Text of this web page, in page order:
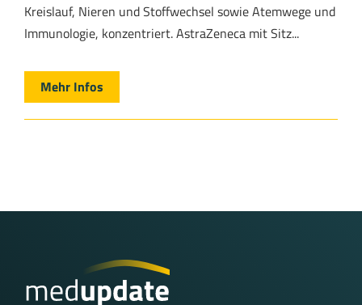
Kreislauf, Nieren und Stoffwechsel sowie Atemwege und
Immunologie, konzentriert. AstraZeneca mit Sitz...
Mehr Infos